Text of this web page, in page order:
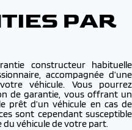
PAR
constructeur habituelle
accompagnée d’une
véhicule. Vous pourrez
de garantie, vous offrant un
prêt d’un véhicule en cas de
sont cependant susceptible
du véhicule de votre part.